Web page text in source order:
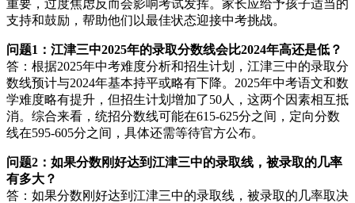
重要，过度焦虑反而会影响考试发挥。家长应给予孩子适当的
支持和鼓励，帮助他们以最佳状态迎接中考挑战。
问题1：江津三中2025年的录取分数线会比2024年高还是低？
答：根据2025年中考难度分析和招生计划，江津三中的录取分
数线预计与2024年基本持平或略有下降。2025年中考语文和数
学难度略有提升，但招生计划增加了50人，这两个因素相互抵
消。综合来看，统招分数线可能在615-625分之间，定向分数
线在595-605分之间，具体还需等待官方公布。
问题2：如果分数刚好达到江津三中的录取线，被录取的几率
有多大？
答：如果分数刚好达到江津三中的录取线，被录取的几率取决